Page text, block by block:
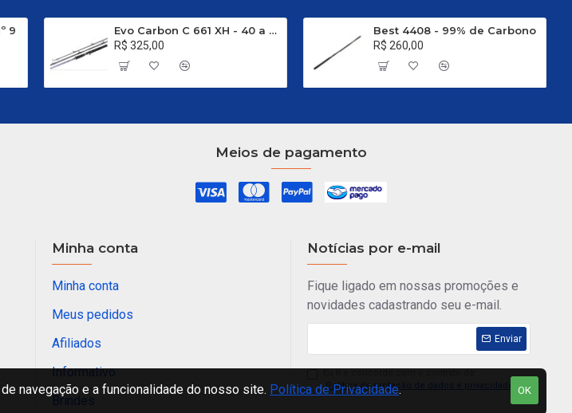
9
Evo Carbon C 661 XH - 40 a 80 Libras
R$ 325,00
Best 4408 - 99% de Carbono
R$ 260,00
Meios de pagamento
Minha conta
Minha conta
Meus pedidos
Afiliados
Informativo
Brindes
Notícias por e-mail
Fique ligado em nossas promoções e
novidades cadastrando seu e-mail.
Enviar
Política de proteção de dados e privacidade
OK
navegação e a funcionalidade do nosso site. Política de Privacidade.